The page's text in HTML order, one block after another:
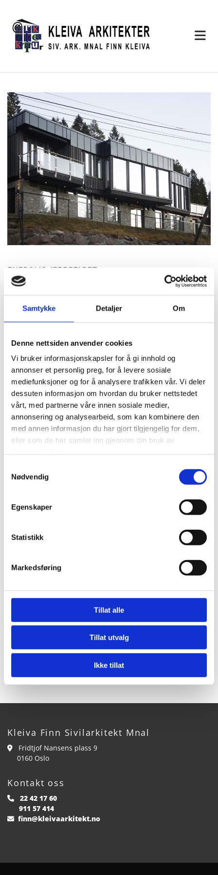
Samtykke Detaljer Om
Denne nettsiden anvender cookies
Vi bruker informasjonskapsler for å gi innhold og
annonser et personlig preg, for å levere sosiale
mediefunksjoner og for å analysere trafikken vår. Vi deler
dessuten informasjon om hvordan du bruker nettstedet
vårt, med partnerne våre innen sosiale medier,
annonsering og analysearbeid, som kan kombinere den
med annen informasjon du har gjort tilgjengelig for dem,
eller som de har samlet inn gjennom din bruk av
Nødvendig
Egenskaper
Statistikk
Markedsføring
Tillat alle
Tillat utvalg
Ikke tillat
ENEBOLIG JERPEFARET
Innhold: Bolig
Byggeår: 2014
Kleiva Finn Sivilarkitekt Mnal

Fridtjof Nansens plass 9
0160 Oslo
Kontakt oss

22 42 17 60
911 57 414
 finn@kleivaarkitekt.no